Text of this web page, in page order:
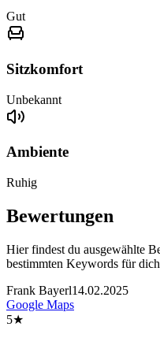
Gut
Sitzkomfort
Unbekannt
Ambiente
Ruhig
Bewertungen
Hier findest du ausgewählte
bestimmten Keywords für
Frank Bayerl14.02.2025
Google Maps
5★